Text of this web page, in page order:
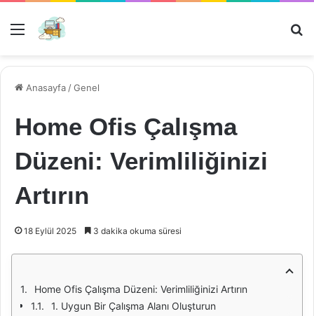
Menü
Anasayfa /Genel
Home Ofis Çalışma
Düzeni: Verimliliğinizi
Artırın
18 Eylül 2025 3 dakika okuma süresi
Home Ofis Çalışma Düzeni: Verimliliğinizi Artırın
1. Uygun Bir Çalışma Alanı Oluşturun